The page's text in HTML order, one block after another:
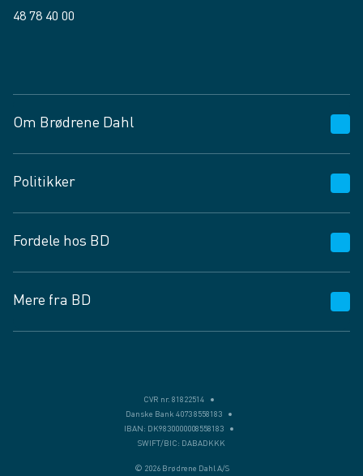
48 78 40 00
Om Brødrene Dahl
Vagttelefon 30 10 89 89
Spørgsmål og svar
Job og karriere
Fødevarekontrolrapport
Politikker
Privatlivspolitik
Cookies
Vilkår og betingelser
Fordele hos BD
BD app
BD.dk services
Mere fra BD
CVR nr. 81822514
Danske Bank 4073 8558183
IBAN: DK9830000008558183
SWIFT/BIC: DABADKKK
© 2026 Brødrene Dahl A/S